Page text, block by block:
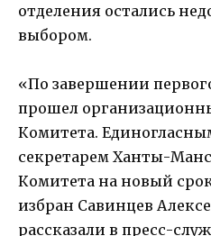
отделения остались
выбором.
«По завершении
прошел
Комитета.
секретарем Ханты-
Комитета на новый
избран Савинцев
рассказали в пресс-